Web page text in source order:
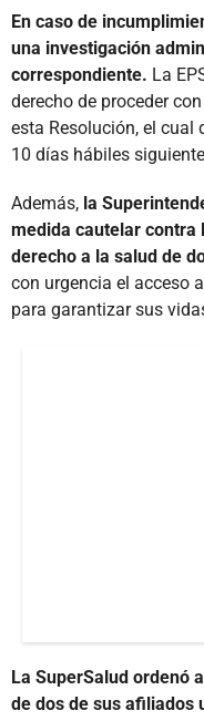
En caso de
una investigación
correspondiente. La
derecho de proceder
esta Resolución, el cual
10 días hábiles
Además, la
medida cautelar contra
derecho a la salud de
con urgencia el acceso
para garantizar sus
La SuperSalud ordenó
de dos de sus afiliados